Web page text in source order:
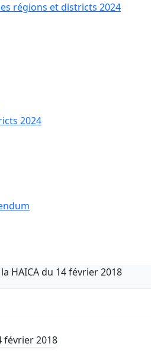
régions et districts 2024
2024
HAICA du 14 février 2018